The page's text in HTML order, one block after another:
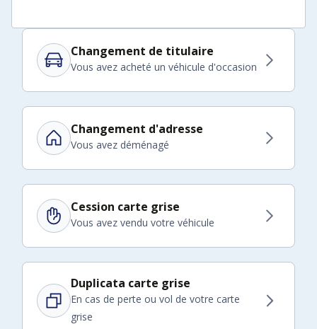
Changement de titulaire
Vous avez acheté un véhicule d'occasion
Changement d'adresse
Vous avez déménagé
Cession carte grise
Vous avez vendu votre véhicule
Duplicata carte grise
En cas de perte ou vol de votre carte
grise